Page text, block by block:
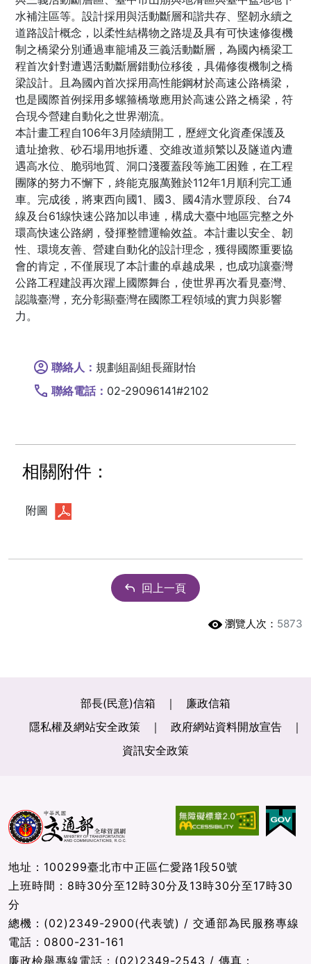
水補注區等。設計採用與活動斷層和諧共存、堅韌永續之
道路設計概念，以柔性結構物之路堤及具有可快速修復機
制之橋梁分別通過車籠埔及三義活動斷層，為國內橋梁工
程首次針對遭遇活動斷層錯動位移後，具備修復機制之橋
梁設計。且為國內首次採用高性能鋼材於高速公路橋梁，
也是國際首例採用多螺箍橋墩應用於高速公路之橋梁，符
合現今營建自動化之世界潮流。
本計畫工程自106年3月陸續開工，歷經文化資產保護及
遺址搶救、砂石場用地拆遷、交維改道頻繁以及隧道內遭
遇高水位、脆弱地質、洞口淺覆蓋段等施工困難，在工程
團隊的努力不懈下，終能克服萬難於112年1月順利完工通
車。完成後，將東西向國1、國3、國4清水豐原段、台74
線及台61線快速公路加以串連，構成大臺中地區完整之外
環高快速公路網，發揮整體運輸效益。本計畫以安全、韌
性、環境友善、營建自動化的設計理念，獲得國際重要協
會的肯定，不僅展現了本計畫的卓越成果，也成功讓臺灣
公路工程建設再次躍上國際舞台，使世界再次看見臺灣、
認識臺灣，充分彰顯臺灣在國際工程領域的實力與影響
力。
聯絡人： 規劃組副組長羅財怡
聯絡電話： 02-29096141#2102
相關附件：
附圖
回上一頁
瀏覽人次： 5873
部長(民意)信箱
廉政信箱
隱私權及網站安全政策
政府網站資料開放宣告
資訊安全政策
地址：100299臺北市中正區仁愛路1段50號
上班時間：8時30分至12時30分及13時30分至17時30
分
總機：(02)2349-2900(代表號) / 交通部為民服務專線
電話：0800-231-161
廉政檢舉專線電話：(02)2349-2543 / 傳真：